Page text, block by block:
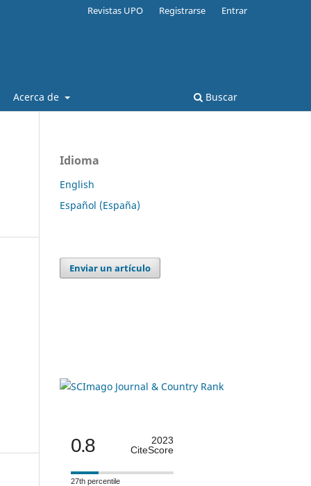
Acerca de Buscar
Revistas UPO Registrarse Entrar
Idioma
English
Español (España)
Enviar un artículo
0.8
2023
CiteScore
27th percentile